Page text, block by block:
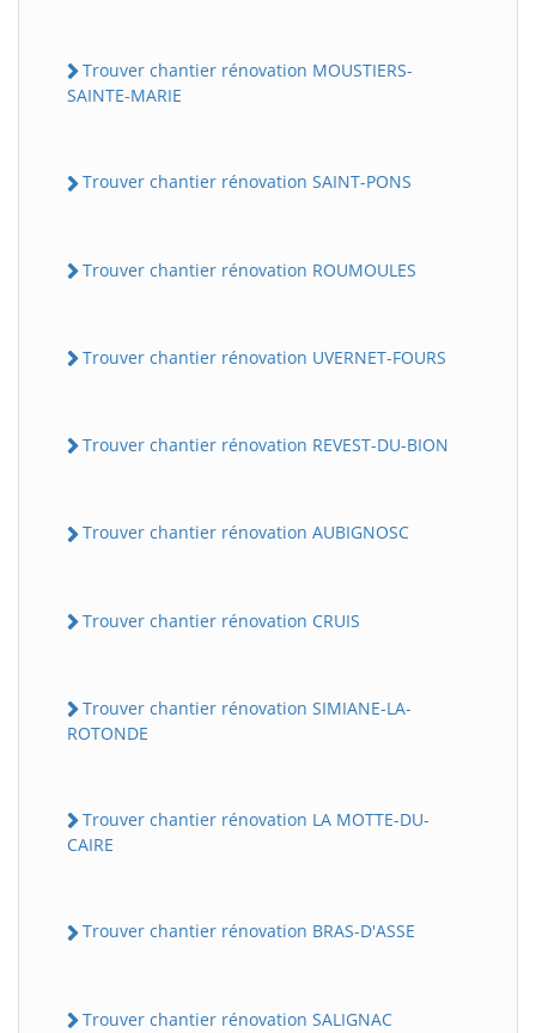
Trouver chantier rénovation MOUSTIERS-
SAINTE-MARIE
Trouver chantier rénovation SAINT-PONS
Trouver chantier rénovation ROUMOULES
Trouver chantier rénovation UVERNET-FOURS
Trouver chantier rénovation REVEST-DU-BION
Trouver chantier rénovation AUBIGNOSC
Trouver chantier rénovation CRUIS
Trouver chantier rénovation SIMIANE-LA-
ROTONDE
Trouver chantier rénovation LA MOTTE-DU-
CAIRE
Trouver chantier rénovation BRAS-D'ASSE
Trouver chantier rénovation SALIGNAC